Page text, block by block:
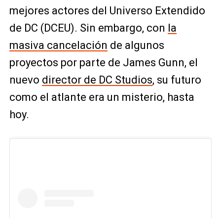
mejores actores del Universo Extendido
de DC (DCEU). Sin embargo, con la
masiva cancelación de algunos
proyectos por parte de James Gunn, el
nuevo director de DC Studios, su futuro
como el atlante era un misterio, hasta
hoy.